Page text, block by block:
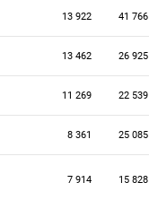
13 922 41 766
13 462 26 925
11 269 22 539
8 361 25 085
7 914 15 828